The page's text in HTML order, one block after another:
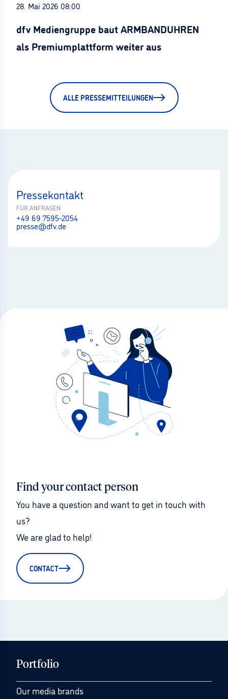
28. Mai 2026 08:00
dfv Mediengruppe baut ARMBANDUHREN
als Premiumplattform weiter aus
ALLE PRESSEMITTEILUNGEN
Pressekontakt
FÜR ANFRAGEN
+49 69 7595-2054
presse@dfv.de
Find your contact person
You have a question and want to get in touch with
us?
We are glad to help!
CONTACT
Portfolio
Our media brands